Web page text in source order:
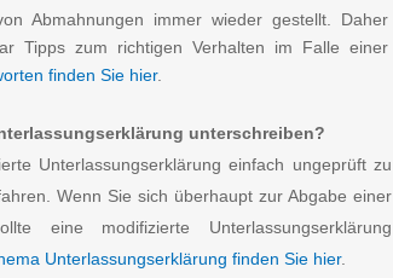
Abmahnungen immer wieder gestellt. Daher
Tipps zum richtigen Verhalten im Falle einer
finden Sie hier.
unterschreiben?
Unterlassungserklärung einfach ungeprüft zu
Wenn Sie sich überhaupt zur Abgabe einer
eine modifizierte Unterlassungserklärung
Unterlassungserklärung finden Sie hier.